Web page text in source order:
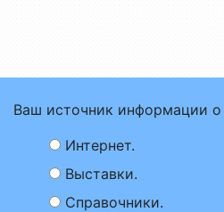
Ваш источник информации о
Интернет.
Выставки.
Справочники.